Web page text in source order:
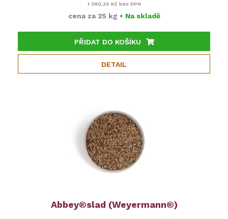
1 380,30 Kč bez DPH
cena za 25 kg • Na skladě
PŘIDAT DO KOŠÍKU
DETAIL
Abbey®slad (Weyermann®)